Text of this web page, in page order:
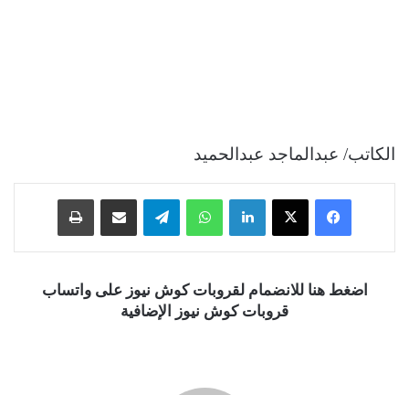
الكاتب/ عبدالماجد عبدالحميد
فيسبوك ‫X لينكدإن واتساب تيلقرام
اضغط هنا للانضمام لقروبات كوش نيوز على واتساب
قروبات كوش نيوز الإضافية